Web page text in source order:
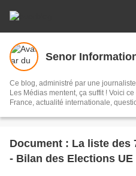
Senor
Ce blog, administré par une journaliste-écrivain, Eva,
Les Médias mentent, ça suffit ! Voici
France, actualité internationale,
regroupant les parutions nouvelles)
Document : La liste des
- Bilan des Elections UE